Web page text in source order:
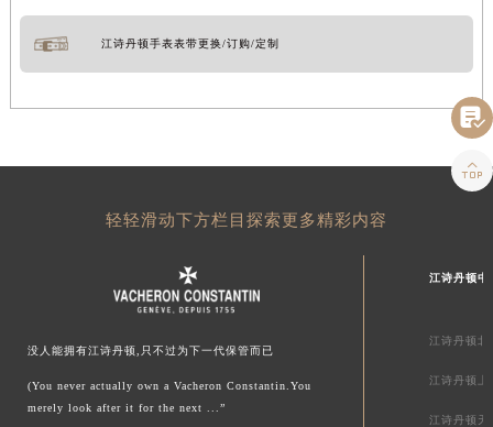
江诗丹顿手表表带更换/订购/定制
轻轻滑动下方栏目探索更多精彩内容
没人能拥有江诗丹顿,只不过为下一代保管而已
(You never actually own a Vacheron Constantin.You
merely look after it for the next ...”
江诗丹顿中
江诗丹顿北
江诗丹顿上
江诗丹顿天

